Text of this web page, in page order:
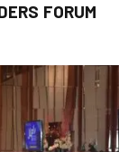
FORUM